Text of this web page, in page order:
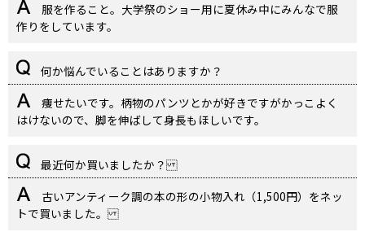
服を作ること。大学祭のショー用に夏休み中にみんなで服
作りをしています。
何か悩んでいることはありますか？
痩せたいです。柄物のパンツとかが好きですがかっこよく
はけないので、脚を伸ばして身長もほしいです。
最近何か買いましたか？
古いアンティーク調の本の形の小物入れ（1,500円）をネッ
トで買いました。